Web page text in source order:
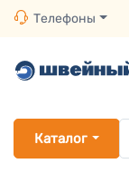
Телефоны
Каталог